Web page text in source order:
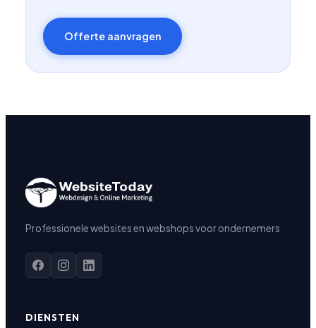
Offerte aanvragen
Professionele websites en webshops voor ondernemers
DIENSTEN